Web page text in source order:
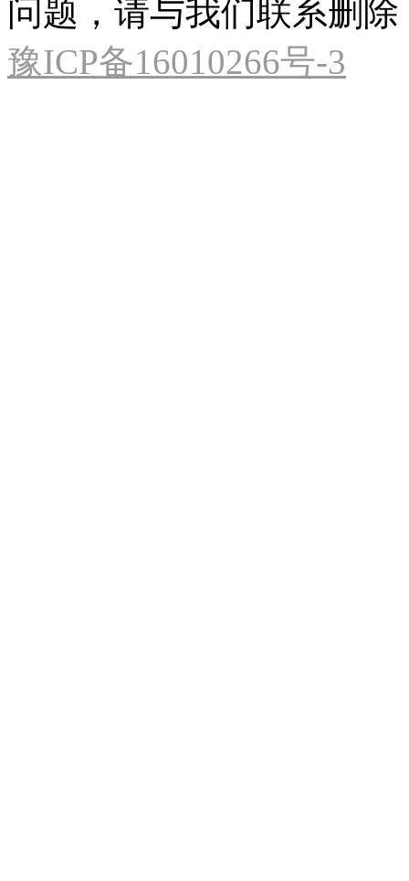
问题，请与我们联系删除
豫ICP备16010266号-3